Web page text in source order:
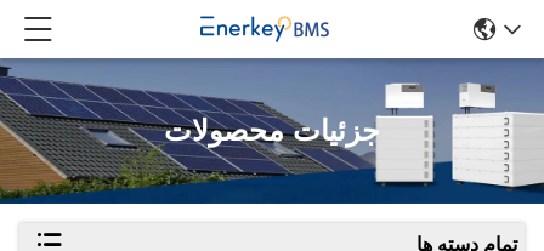
جزئیات محصولات
تمام دسته ها